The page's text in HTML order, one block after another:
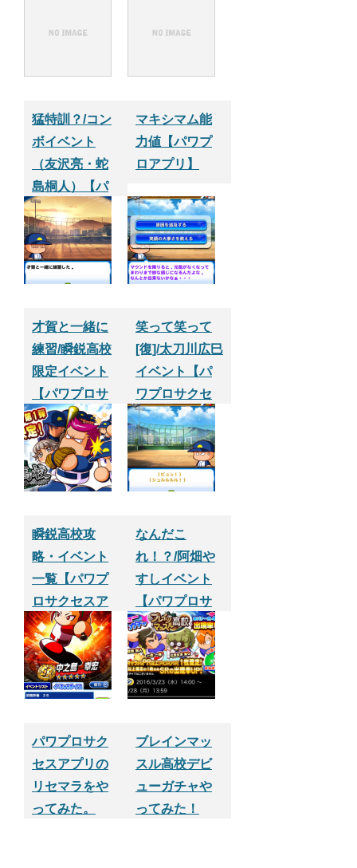
猛特訓？/コン
ボイベント
（友沢亮・蛇
島桐人）【パ
ワプロサクセ
スアプリ】
マキシマム能
力値【パワプ
ロアプリ】
才賀と一緒に
練習/瞬鋭高校
限定イベント
【パワプロサ
クセスアプ
リ】
笑って笑って
[復]/太刀川広巳
イベント【パ
ワプロサクセ
スアプリ】
瞬鋭高校攻
略・イベント
一覧【パワプ
ロサクセスア
プリ】
なんだこ
れ！？/阿畑や
すしイベント
【パワプロサ
クセスアプ
リ】
パワプロサク
セスアプリの
リセマラをや
ってみた。
ブレインマッ
スル高校デビ
ューガチャや
ってみた！